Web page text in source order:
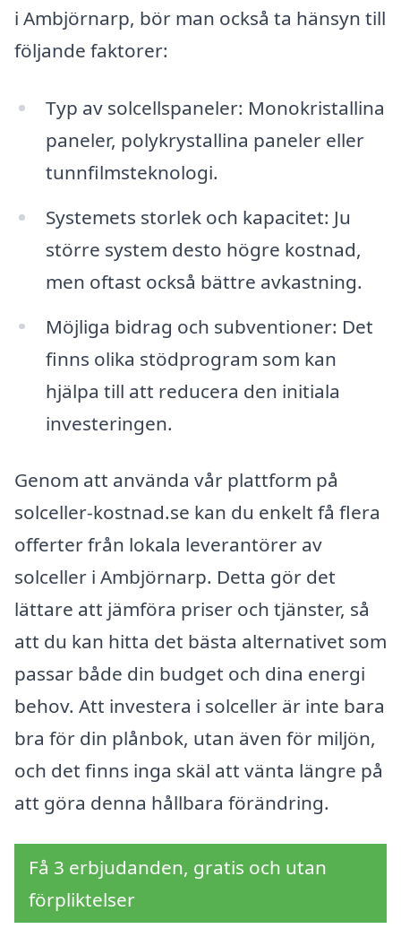
i Ambjörnarp, bör man också ta hänsyn till
följande faktorer:
Typ av solcellspaneler: Monokristallina
paneler, polykrystallina paneler eller
tunnfilmsteknologi.
Systemets storlek och kapacitet: Ju
större system desto högre kostnad,
men oftast också bättre avkastning.
Möjliga bidrag och subventioner: Det
finns olika stödprogram som kan
hjälpa till att reducera den initiala
investeringen.
Genom att använda vår plattform på
solceller-kostnad.se kan du enkelt få flera
offerter från lokala leverantörer av
solceller i Ambjörnarp. Detta gör det
lättare att jämföra priser och tjänster, så
att du kan hitta det bästa alternativet som
passar både din budget och dina energi
behov. Att investera i solceller är inte bara
bra för din plånbok, utan även för miljön,
och det finns inga skäl att vänta längre på
att göra denna hållbara förändring.
Få 3 erbjudanden, gratis och utan
förpliktelser